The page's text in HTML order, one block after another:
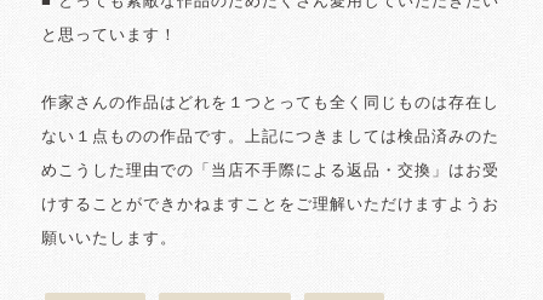
と思っています！
作家さんの作品はどれを１つとっても全く同じものは存在し
ない１点ものの作品です。上記につきましては検品済みのた
めこうした理由での「当店不手際による返品・交換」はお受
けすることができかねますことをご理解いただけますようお
願いいたします。